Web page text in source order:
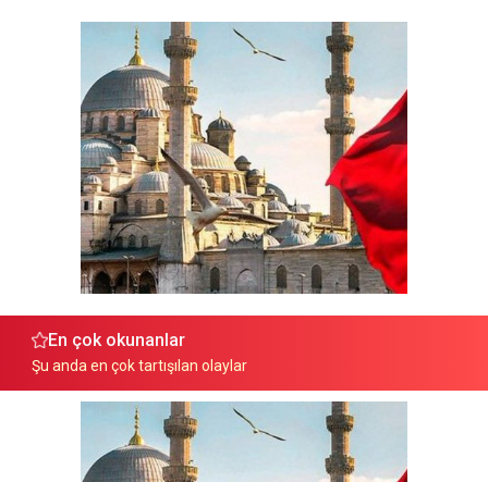
En çok okunanlar
Şu anda en çok tartışılan olaylar